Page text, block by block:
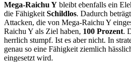
Mega-Raichu Y bleibt ebenfalls ein
die FähigkeitSchildlos. Dadurch
Attacken, die von Mega-Raichu Y
Raichu Y als Ziel haben, 100 Prozent.
herrlich stumpf. Ist es aber nicht. In
genau so eine Fähigkeit ziemlich
eingesetzt wird.